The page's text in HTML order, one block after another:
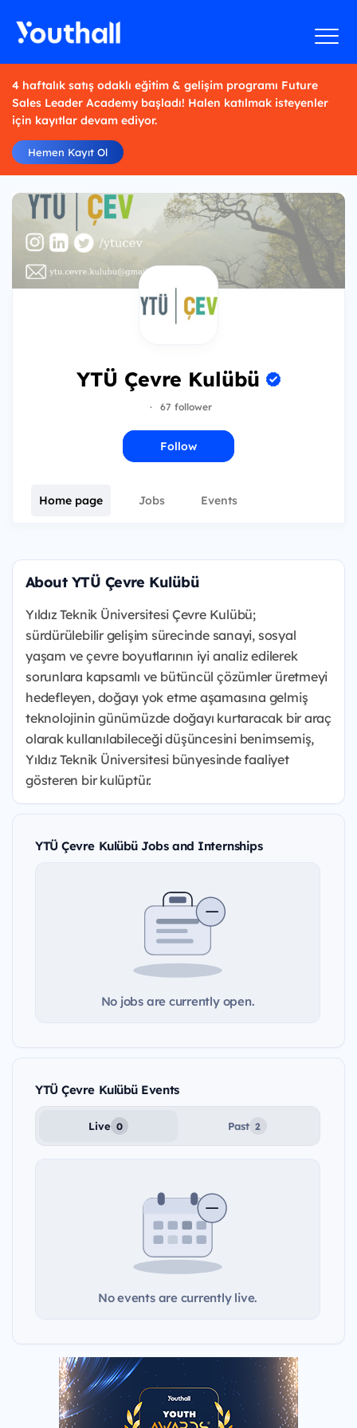
4 haftalık satış odaklı eğitim & gelişim programı Future
Sales Leader Academy başladı! Halen katılmak isteyenler
için kayıtlar devam ediyor.
Hemen Kayıt Ol
YTÜ Çevre Kulübü
· 67 follower
Follow
Home page Jobs Events
About YTÜ Çevre Kulübü
Yıldız Teknik Üniversitesi Çevre Kulübü;
sürdürülebilir gelişim sürecinde sanayi, sosyal
yaşam ve çevre boyutlarının iyi analiz edilerek
sorunlara kapsamlı ve bütüncül çözümler üretmeyi
hedefleyen, doğayı yok etme aşamasına gelmiş
teknolojinin günümüzde doğayı kurtaracak bir araç
olarak kullanılabileceği düşüncesini benimsemiş,
Yıldız Teknik Üniversitesi bünyesinde faaliyet
gösteren bir kulüptür.
YTÜ Çevre Kulübü Jobs and Internships
No jobs are currently open.
YTÜ Çevre Kulübü Events
Live 0 Past 2
No events are currently live.